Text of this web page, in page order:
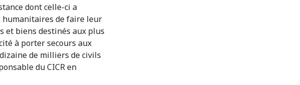
dont celle-ci a
humanitaires de faire leur
et biens destinés aux plus
à porter secours aux
de milliers de civils
du CICR en